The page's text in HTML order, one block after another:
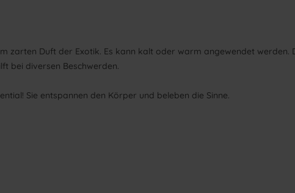
zarten Duft der Exotik. Es kann kalt oder warm angewendet
bei diversen Beschwerden.
Sie entspannen den Körper und beleben die Sinne.